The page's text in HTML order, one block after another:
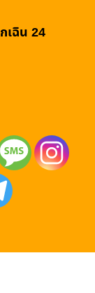
เฉิน 24